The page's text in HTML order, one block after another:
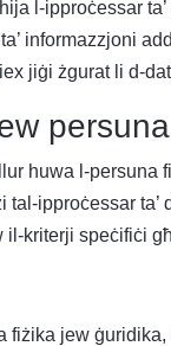
l-ipproċessar
informazzjoni
jiġi żgurat li d-
huwa l-
tal-ipproċessar
il-kriterji speċifiċi
fiżika jew